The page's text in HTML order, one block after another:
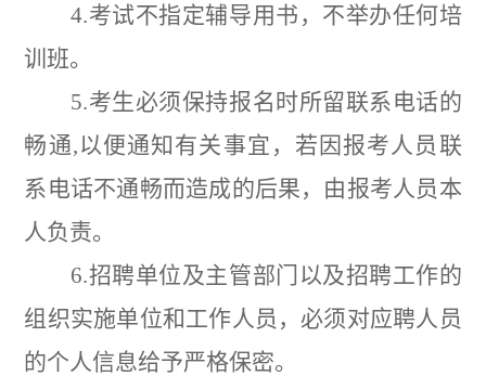
4.考试不指定辅导用书，不举办任何培
训班。
5.考生必须保持报名时所留联系电话的
畅通,以便通知有关事宜，若因报考人员联
系电话不通畅而造成的后果，由报考人员本
人负责。
6.招聘单位及主管部门以及招聘工作的
组织实施单位和工作人员，必须对应聘人员
的个人信息给予严格保密。